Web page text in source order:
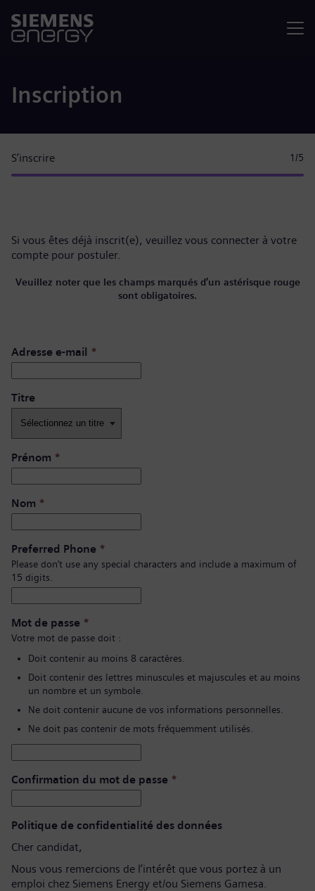
Inscription
S’inscrire 1 /5
Si vous êtes déjà inscrit(e), veuillez vous connecter à votre
compte pour postuler.
Veuillez noter que les champs marqués d’un astérisque rouge
sont obligatoires.
Adresse e-mail *
Titre
Prénom *
Nom *
Preferred Phone *
Please don’t use any special characters and include a maximum of
15 digits.
Mot de passe *
Votre mot de passe doit :
Doit contenir au moins 8 caractères.
Doit contenir des lettres minuscules et majuscules et au moins
un nombre et un symbole.
Ne doit contenir aucune de vos informations personnelles.
Ne doit pas contenir de mots fréquemment utilisés.
Confirmation du mot de passe *
Politique de confidentialité des données
Cher candidat,
Nous vous remercions de l’intérêt que vous portez à un
emploi chez Siemens Energy et/ou Siemens Gamesa.